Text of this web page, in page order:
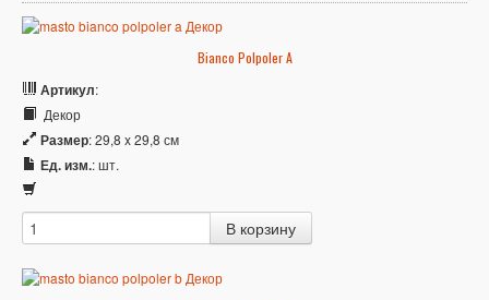
Bianco Polpoler A
Артикул:
Декор
Размер: 29,8 x 29,8 см
Ед. изм.: шт.